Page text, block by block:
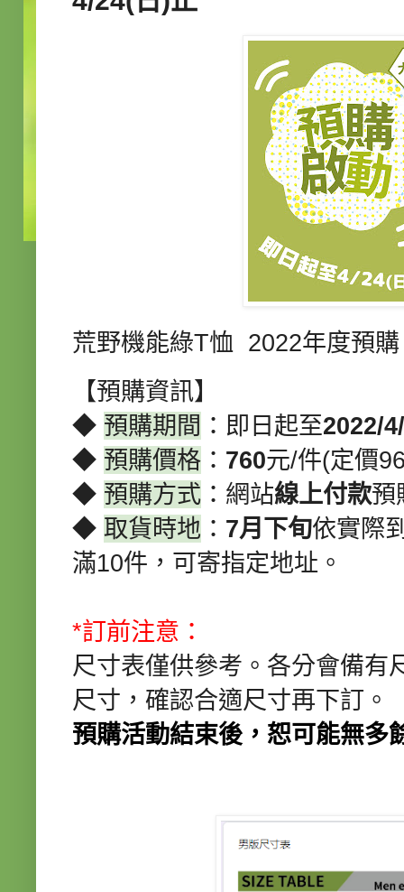
荒野機能綠T恤 2022年度預
【預購資訊】
◆ 預購期間 ：即日起至2022/
◆ 預購價格 ： 760元/件(定價
◆ 預購方式 ：網站線上付款
◆ 取貨時地 ： 7月下旬依實際
滿10件，可寄指定地址。
*訂前注意：
尺寸表僅供參考。各分會備有
尺寸，確認合適尺寸再下訂。
預購活動結束後，恕可能無多